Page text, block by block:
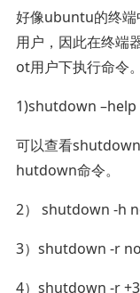
好像ubuntu的终端
用户，因此在终端
ot用户下执行命令。
1)shutdown –help
可以查看
hutdown命令。
2） shutdown -h
3）shutdown -r
4）shutdown -r